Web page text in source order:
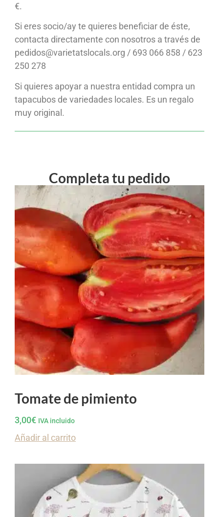
€.
Si eres socio/ay te quieres beneficiar de éste,
contacta directamente con nosotros a través de
pedidos@varietatslocals.org / 693 066 858 / 623
250 278
Si quieres apoyar a nuestra entidad compra un
tapacubos de variedades locales. Es un regalo
muy original.
Completa tu pedido
Tomate de pimiento
3,00€ IVA incluido
Añadir al carrito